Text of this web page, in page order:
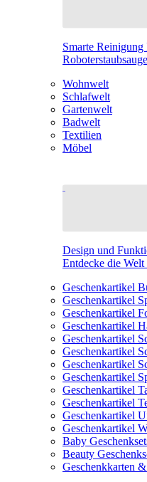
Smarte
Wohnwelt
Schlafwelt
Gartenwelt
Badwelt
Textilien
Möbel
Design und
Entdecke die Welt
Geschenkartikel
Geschenkartikel
Geschenkartikel
Geschenkartikel
Geschenkartikel
Geschenkartikel
Geschenkartikel
Geschenkartikel
Geschenkartikel
Geschenkartikel
Geschenkartikel
Geschenkartikel
Baby
Beauty
Geschenkkarten